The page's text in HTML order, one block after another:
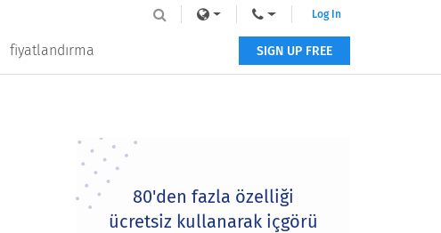
fiyatlandırma
Log In
SIGN UP FREE
Primary
Sidebar80'den fazla özelliği
ücretsiz kullanarak içgörü